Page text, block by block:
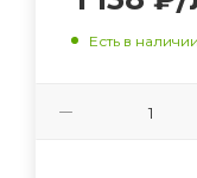
Есть в наличии